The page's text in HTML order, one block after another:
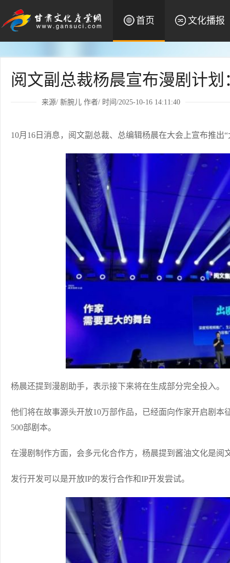
首页 文化播报
阅文副总裁杨晨宣布漫剧计
来源/ 新腕儿 作者/ 时间/2025-10-16 14:11:40
10月16日消息，阅文副总裁、总编辑杨晨在大会上宣布推出
杨晨还提到漫剧助手，表示接下来将在生成部分完全投入。
他们将在故事源头开放10万部作品，已经面向作家开启剧
500部剧本。
在漫剧制作方面，会多元化合作方，杨晨提到酱油文化是阅
发行开发可以是开放IP的发行合作和IP开发尝试。